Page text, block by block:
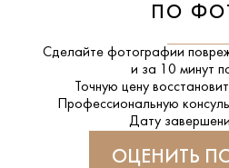
ПО
Сделайте фотографии
и за
10 минут
Точную цену
Профессиональную
Дату
ОЦЕНИТЬ